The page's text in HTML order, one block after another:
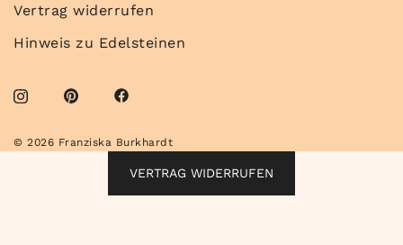
Vertrag widerrufen
Hinweis zu Edelsteinen
© 2026 Franziska Burkhardt
VERTRAG WIDERRUFEN